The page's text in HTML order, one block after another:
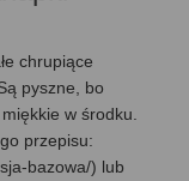
chrupiące
pyszne, bo
w środku.
przepisu:
bazowa/) lub